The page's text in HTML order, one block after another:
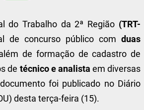
do Trabalho da 2ª Região (TRT-
de concurso público com duas
de formação de cadastro de
de técnico e analista em diversas
foi publicado no Diário
desta terça-feira (15).